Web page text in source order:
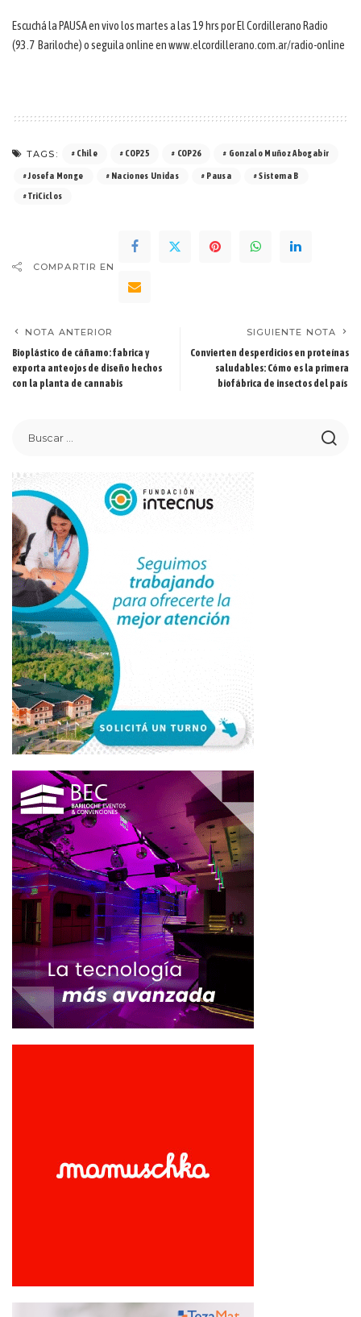
Escuchá la PAUSA en vivo los martes a las 19 hrs por El Cordillerano Radio
(93.7 Bariloche) o seguila online en www.elcordillerano.com.ar/radio-online
TAGS: Chile COP25 COP26 Gonzalo Muñoz Abogabir
Josefa Monge Naciones Unidas Pausa Sistema B
TriCiclos
COMPARTIR EN
NOTA ANTERIOR
Bioplástico de cáñamo: fabrica y
exporta anteojos de diseño hechos
con la planta de cannabis
SIGUIENTE NOTA
Convierten desperdicios en proteínas
saludables: Cómo es la primera
biofábrica de insectos del país